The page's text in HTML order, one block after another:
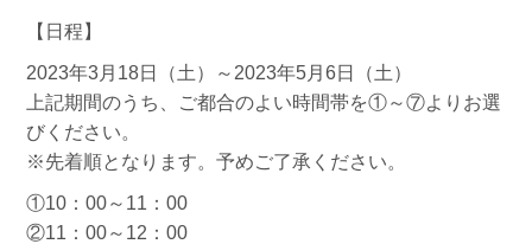
【日程】
2023年3月18日（土）～2023年5月6日（土）
上記期間のうち、ご都合のよい時間帯を①～⑦よりお選
びください。
※先着順となります。予めご了承ください。
①10：00～11：00
②11：00～12：00